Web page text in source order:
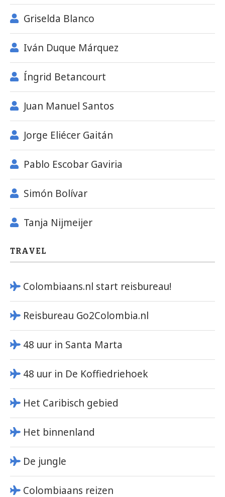
Griselda Blanco
Iván Duque Márquez
Íngrid Betancourt
Juan Manuel Santos
Jorge Eliécer Gaitán
Pablo Escobar Gaviria
Simón Bolívar
Tanja Nijmeijer
TRAVEL
Colombiaans.nl start reisbureau!
Reisbureau Go2Colombia.nl
48 uur in Santa Marta
48 uur in De Koffiedriehoek
Het Caribisch gebied
Het binnenland
De jungle
Colombiaans reizen